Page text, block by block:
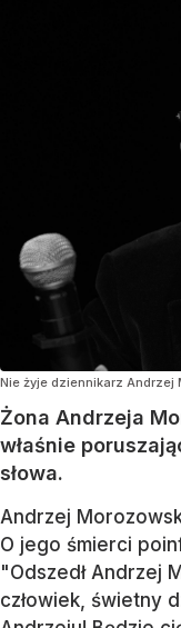
Nie żyje dziennikarz Andrzej
Żona Andrzeja
właśnie
słowa.
Andrzej
O jego śmierci
"Odszedł Andrzej
człowiek, świetny